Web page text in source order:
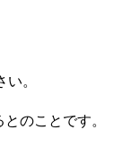
。
のことです。